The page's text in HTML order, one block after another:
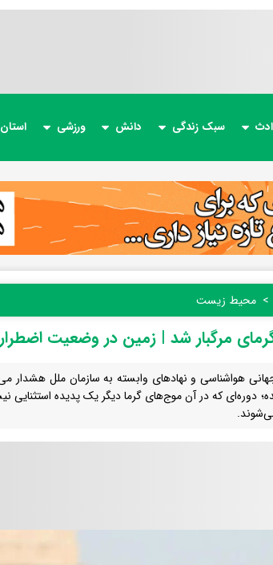
سبک زندگی دانش ورزشی
محیط زیست
مرگبار شد | زمین در وضعیت
هواشناسی و نهادهای وابسته به سازمان ملل هشدار
دوره‌ای که در آن موج‌های گرما دیگر یک پدیده استثنایی